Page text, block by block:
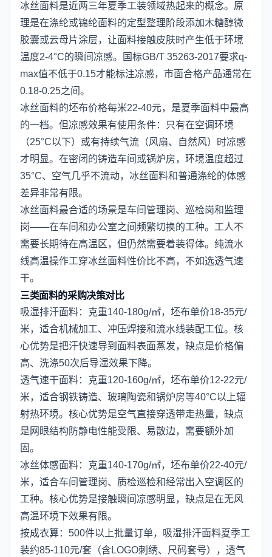
冰丝面料是近两三年夏季工装领域热起来的概念。原
理是在涤纶或锦纶面料的定型整理阶段添加木糖醇微
胶囊或云母片涂层，让面料接触皮肤时产生低于环境
温度2-4°C的瞬间凉感。国标GB/T 35263-2017要求q-
max值不低于0.15才能标注凉感，市面合格产品通常在
0.18-0.25之间。
冰丝面料的坯布价格每米22-40元，是夏季面料中最高
的一档。但凉感效果有使用条件：只有在空调环境
（25°C以下）或有持续气流（风扇、自然风）时凉感
才明显。在密闭的铸造车间或锅炉房，环境温度超过
35°C、空气几乎不流动，冰丝面料和普通涤纶的体感
差异非常有限。
冰丝面料最合适的场景是车间管理岗、巡检岗和监理
岗——在车间和办公室之间频繁切换的工种。工人不
需要长期待在高温区，但仍然需要着装得体。纯流水
线高温操作工穿冰丝面料性价比不高，不如选透气速
干。
三类面料的采购决策对比
吸湿排汗面料：克重140-180g/㎡，坯布单价18-35元/
米，适合机械加工、冲压焊接和流水线装配工位。核
心优势是把汗快速导到面料表面蒸发，缺点是价格偏
高、洗涤50次后导湿效果下降。
透气速干面料：克重120-160g/㎡，坯布单价12-22元/
米，适合钢铁铸造、玻璃陶瓷和锅炉房等40°C以上辐
射热环境。核心优势是空气直接穿透带走热量，缺点
是网眼结构防静电性能受限、易散边，需要额外加
固。
冰丝体感面料：克重140-170g/㎡，坯布单价22-40元/
米，适合车间管理岗、质检巡检和经常出入空调区的
工种。核心优势是接触瞬间凉感明显，缺点是在无风
高温环境下效果有限。
按成衣算：500件以上批量订单，吸湿排汗面料夏季工
装约85-110元/套（含LOGO刺绣、尺码套号），透气